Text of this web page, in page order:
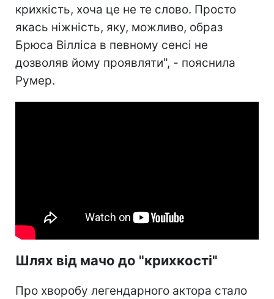
крихкість, хоча це не те слово. Просто
якась ніжність, яку, можливо, образ
Брюса Вілліса в певному сенсі не
дозволяв йому проявляти", - пояснила
Румер.
Шлях від мачо до "крихкості"
Про хворобу легендарного актора стало